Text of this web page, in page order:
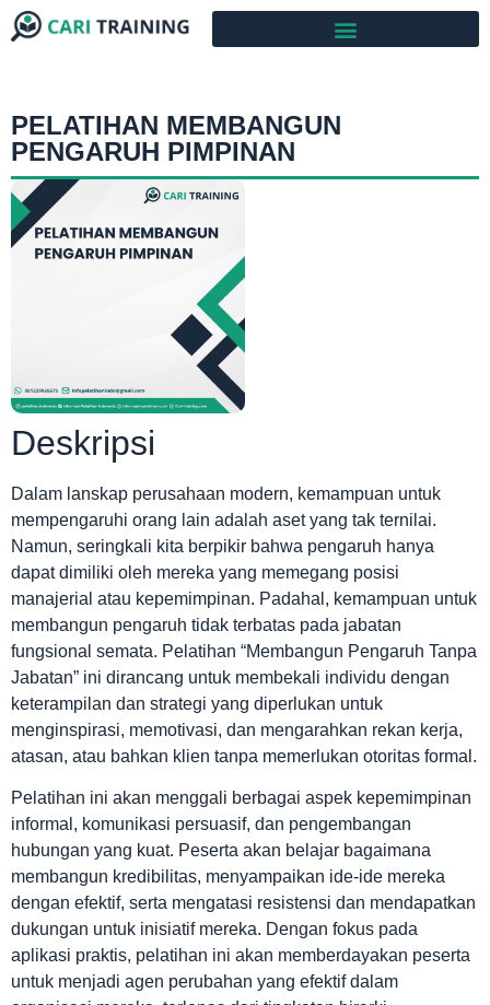
PELATIHAN MEMBANGUN
PENGARUH PIMPINAN
Deskripsi
Dalam lanskap perusahaan modern, kemampuan untuk
mempengaruhi orang lain adalah aset yang tak ternilai.
Namun, seringkali kita berpikir bahwa pengaruh hanya
dapat dimiliki oleh mereka yang memegang posisi
manajerial atau kepemimpinan. Padahal, kemampuan untuk
membangun pengaruh tidak terbatas pada jabatan
fungsional semata. Pelatihan “Membangun Pengaruh Tanpa
Jabatan” ini dirancang untuk membekali individu dengan
keterampilan dan strategi yang diperlukan untuk
menginspirasi, memotivasi, dan mengarahkan rekan kerja,
atasan, atau bahkan klien tanpa memerlukan otoritas formal.
Pelatihan ini akan menggali berbagai aspek kepemimpinan
informal, komunikasi persuasif, dan pengembangan
hubungan yang kuat. Peserta akan belajar bagaimana
membangun kredibilitas, menyampaikan ide-ide mereka
dengan efektif, serta mengatasi resistensi dan mendapatkan
dukungan untuk inisiatif mereka. Dengan fokus pada
aplikasi praktis, pelatihan ini akan memberdayakan peserta
untuk menjadi agen perubahan yang efektif dalam